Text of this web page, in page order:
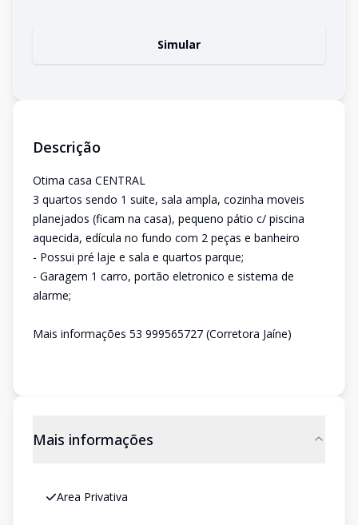
Simular
Descrição
Otima casa CENTRAL
3 quartos sendo 1 suite, sala ampla, cozinha moveis
planejados (ficam na casa), pequeno pátio c/ piscina
aquecida, edícula no fundo com 2 peças e banheiro
- Possui pré laje e sala e quartos parque;
- Garagem 1 carro, portão eletronico e sistema de
alarme;
Mais informações 53 999565727 (Corretora Jaíne)
Mais informações
Area Privativa